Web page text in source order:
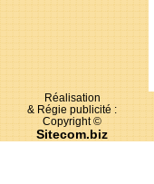
Réalisation
& Régie publicité :
Copyright ©
Sitecom.biz